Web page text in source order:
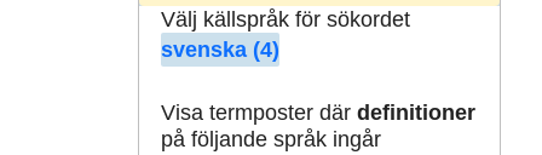
Välj källspråk för sökordet
svenska (4)
Visa termposter där definitioner
på följande språk ingår